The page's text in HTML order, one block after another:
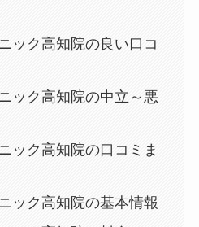
ック高知院の良い口コ
ック高知院の中立～悪
ック高知院の口コミま
ック高知院の基本情報